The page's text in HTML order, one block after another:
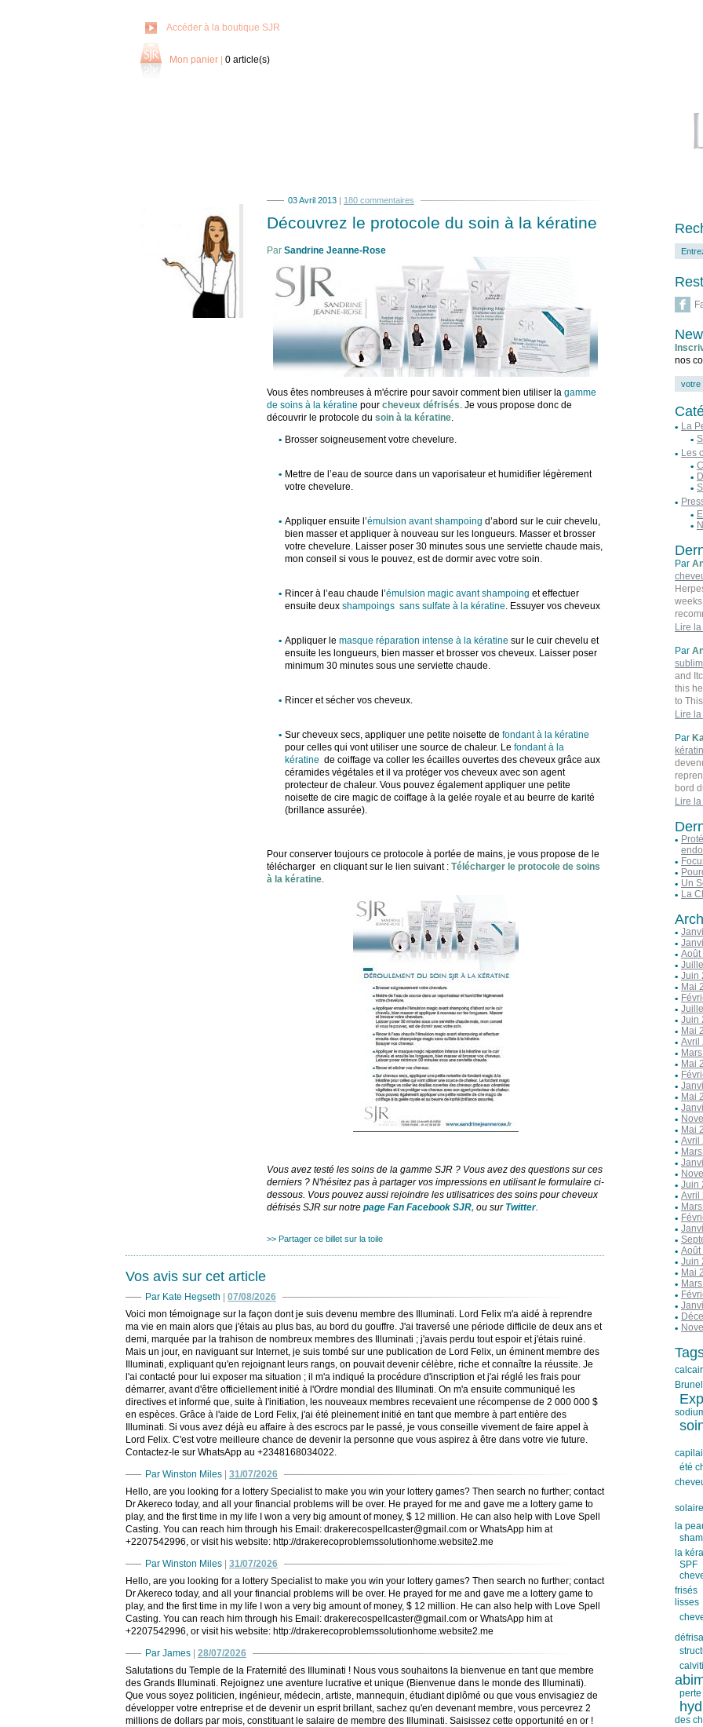
Accéder à la boutique SJR
Mon panier 0 article(s)
03 Avril 2013 | 180 commentaires
Découvrez le protocole du soin à la kératine
Par Sandrine Jeanne-Rose
Vous êtes nombreuses à m'écrire pour savoir comment bien utiliser la gamme
de soins à la kératine pour cheveux défrisés. Je vous propose donc de
découvrir le protocole du soin à la kératine.
Brosser soigneusement votre chevelure.
Mettre de l’eau de source dans un vaporisateur et humidifier légèrement
votre chevelure.
Appliquer ensuite l’émulsion avant shampoing d’abord sur le cuir chevelu,
bien masser et appliquer à nouveau sur les longueurs. Masser et brosser
votre chevelure. Laisser poser 30 minutes sous une serviette chaude mais,
mon conseil si vous le pouvez, est de dormir avec votre soin.
Rincer à l’eau chaude l’émulsion magic avant shampoing et effectuer
ensuite deux shampoings sans sulfate à la kératine. Essuyer vos cheveux
Appliquer le masque réparation intense à la kératine sur le cuir chevelu et
ensuite les longueurs, bien masser et brosser vos cheveux. Laisser poser
minimum 30 minutes sous une serviette chaude.
Rincer et sécher vos cheveux.
Sur cheveux secs, appliquer une petite noisette de fondant à la kératine
pour celles qui vont utiliser une source de chaleur. Le fondant à la
kératine de coiffage va coller les écailles ouvertes des cheveux grâce aux
céramides végétales et il va protéger vos cheveux avec son agent
protecteur de chaleur. Vous pouvez également appliquer une petite
noisette de cire magic de coiffage à la gelée royale et au beurre de karité
(brillance assurée).
Pour conserver toujours ce protocole à portée de mains, je vous propose de le
télécharger en cliquant sur le lien suivant : Télécharger le protocole de soins
à la kératine.
Vous avez testé les soins de la gamme SJR ? Vous avez des questions sur ces
derniers ? N'hésitez pas à partager vos impressions en utilisant le formulaire ci-
dessous. Vous pouvez aussi rejoindre les utilisatrices des soins pour cheveux
défrisés SJR sur notre page Fan Facebook SJR, ou sur Twitter.
>> Partager ce billet sur la toile
Vos avis sur cet article
Par Kate Hegseth
07/08/2026
Voici mon témoignage sur la façon dont je suis devenu membre des Illuminati. Lord Felix m'a aidé à reprendre
ma vie en main alors que j'étais au plus bas, au bord du gouffre. J'ai traversé une période difficile de deux ans et
demi, marquée par la trahison de nombreux membres des Illuminati ; j'avais perdu tout espoir et j'étais ruiné.
Mais un jour, en naviguant sur Internet, je suis tombé sur une publication de Lord Felix, un éminent membre des
Illuminati, expliquant qu'en rejoignant leurs rangs, on pouvait devenir célèbre, riche et connaître la réussite. Je
l'ai contacté pour lui exposer ma situation ; il m'a indiqué la procédure d'inscription et j'ai réglé les frais pour
démarrer, avant d'être officiellement initié à l'Ordre mondial des Illuminati. On m'a ensuite communiqué les
directives et informé que, suite à l'initiation, les nouveaux membres recevaient une récompense de 2 000 000 $
en espèces. Grâce à l'aide de Lord Felix, j'ai été pleinement initié en tant que membre à part entière des
Illuminati. Si vous avez déjà eu affaire à des escrocs par le passé, je vous conseille vivement de faire appel à
Lord Felix. C'est votre meilleure chance de devenir la personne que vous aspirez à être dans votre vie future.
Contactez-le sur WhatsApp au +2348168034022.
Par Winston Miles
31/07/2026
Hello, are you looking for a lottery Specialist to make you win your lottery games? Then search no further; contact
Dr Akereco today, and all your financial problems will be over. He prayed for me and gave me a lottery game to
play, and the first time in my life I won a very big amount of money, $ 12 million. He can also help with Love Spell
Casting. You can reach him through his Email: drakerecospellcaster@gmail.com or WhatsApp him at
+2207542996, or visit his website: http://drakerecoproblemssolutionhome.website2.me
Par Winston Miles
31/07/2026
Hello, are you looking for a lottery Specialist to make you win your lottery games? Then search no further; contact
Dr Akereco today, and all your financial problems will be over. He prayed for me and gave me a lottery game to
play, and the first time in my life I won a very big amount of money, $ 12 million. He can also help with Love Spell
Casting. You can reach him through his Email: drakerecospellcaster@gmail.com or WhatsApp him at
+2207542996, or visit his website: http://drakerecoproblemssolutionhome.website2.me
Par James
28/07/2026
Salutations du Temple de la Fraternité des Illuminati ! Nous vous souhaitons la bienvenue en tant que membre
des Grands Illuminati. Rejoignez une aventure lucrative et unique (Bienvenue dans le monde des Illuminati).
Que vous soyez politicien, ingénieur, médecin, artiste, mannequin, étudiant diplômé ou que vous envisagiez de
développer votre entreprise et de devenir un esprit brillant, sachez qu'en devenant membre, vous percevrez 2
millions de dollars par mois, constituant le salaire de membre des Illuminati. Saisissez cette opportunité en or !
nos
La
Les
Par
and
this
within
the
I was
which
to
YOU
You
Lire
Par
and
this
to
DHL.
was
which
to
YOU
You
Lire
Par
bord
ans et
ruiné.
sur
Grâce
que
eu
dans
Lire
Un
La
Août
Juin
Mai
Juin
Mai
Avril
Mai
Mai
Mai
Avril
Juin
Avril
Août
Juin
Mai
été
solaire
la
la
SPF
frisés
lisses
des